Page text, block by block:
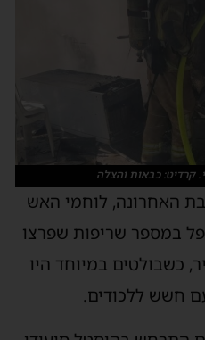
קרדיט: כבאות והצלה
האחרונה, לוחמי האש
במספר שריפות שפרצו
כשבולטים במיוחד היו
חשש ללכודים.